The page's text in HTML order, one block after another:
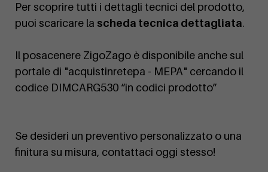
Per scoprire tutti i dettagli tecnici del prodotto,
puoi scaricare la scheda tecnica dettagliata.
Il posacenere ZigoZago è disponibile anche sul
portale di "acquistinretepa - MEPA" cercando il
codice DIMCARG530 “in codici prodotto”
Se desideri un preventivo personalizzato o una
finitura su misura, contattaci oggi stesso!